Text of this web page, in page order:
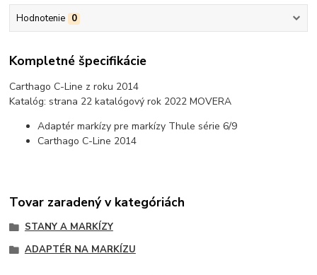
Hodnotenie 0
Kompletné špecifikácie
Carthago C-Line z roku 2014
Katalóg: strana 22 katalógový rok 2022 MOVERA
Adaptér markízy pre markízy Thule série 6/9
Carthago C-Line 2014
Tovar zaradený v kategóriách
STANY A MARKÍZY
ADAPTÉR NA MARKÍZU